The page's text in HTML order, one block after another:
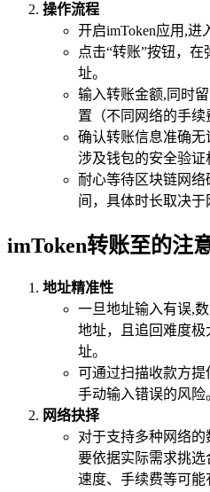
操作流程
开启imToken应用,进
点击“转账”按钮，
址。
输入转账金额,同时
置（不同网络的手续
确认转账信息准确
涉及钱包的安全验证
耐心等待区块链网
间，具体时长取决于
imToken转账至的注
地址精准性
一旦地址输入有误,
地址，且追回难度
址。
可通过扫描收款方
手动输入错误的风险
网络抉择
对于支持多种网络的
要依据实际需求挑
速度、手续费等可能